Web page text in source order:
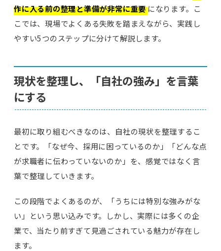
作に入る前の整理と準備が非常に重要になります。こ
こでは、現場でよくある失敗を踏まえながら、実践し
やすい5つのステップに分けて解説します。
現状を整理し、「自社の強み」を言葉
にする
最初に取り組むべきなのは、自社の現状を整理するこ
とです。「なぜ今、採用に困っているのか」「どんな点
が求職者に伝わっていないのか」を、感覚ではなく言
葉で整理していきます。
この段階でよくあるのが、「うちには特別な強みがな
い」という思い込みです。しかし、実際には多くの企
業で、当たり前すぎて見過ごされている魅力が存在し
ます。